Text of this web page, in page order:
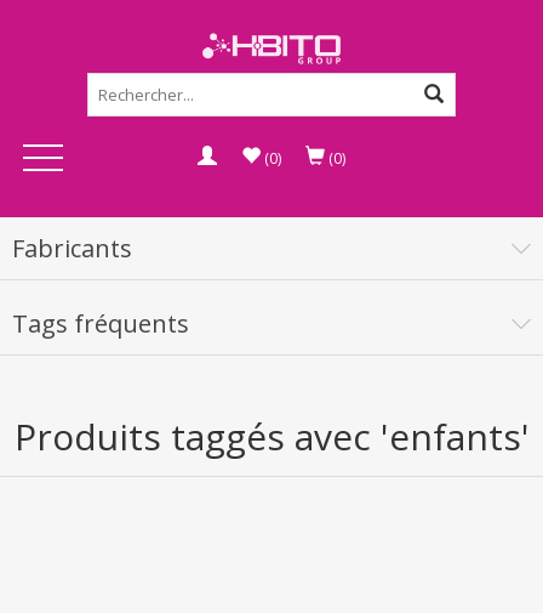
(0) (0)
Fabricants
Tags fréquents
Produits taggés avec 'enfants'